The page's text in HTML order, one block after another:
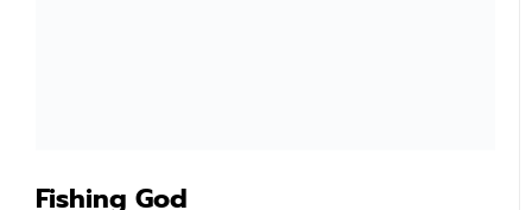
Fishing God